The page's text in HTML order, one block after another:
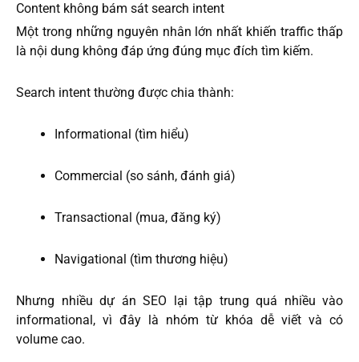
Content không bám sát search intent
Một trong những nguyên nhân lớn nhất khiến traffic thấp
là nội dung không đáp ứng đúng mục đích tìm kiếm.
Search intent thường được chia thành:
Informational (tìm hiểu)
Commercial (so sánh, đánh giá)
Transactional (mua, đăng ký)
Navigational (tìm thương hiệu)
Nhưng nhiều dự án SEO lại tập trung quá nhiều vào
informational, vì đây là nhóm từ khóa dễ viết và có
volume cao.